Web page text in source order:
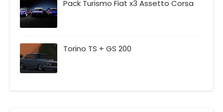
Pack Turismo Fiat x3 Assetto Corsa
Torino TS + GS 200